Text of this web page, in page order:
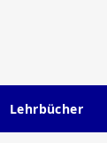
Lehrbücher